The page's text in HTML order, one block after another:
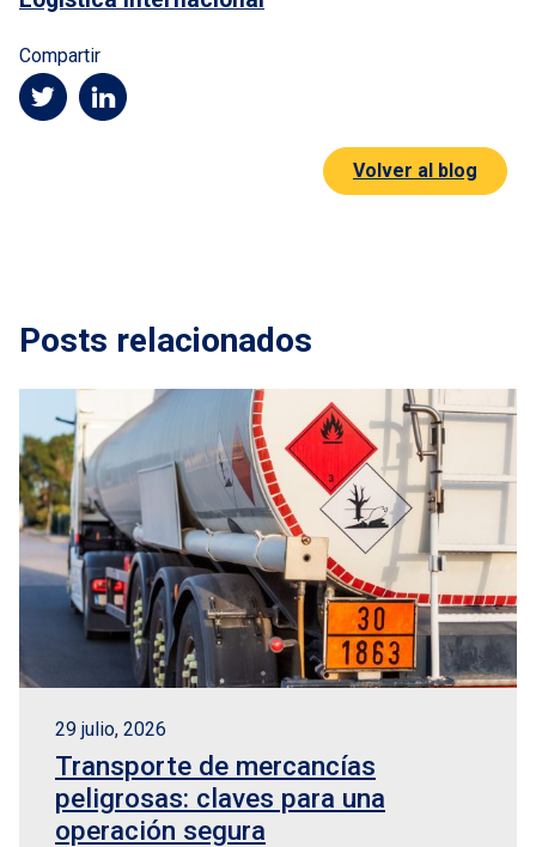
Compartir
Volver al blog
Posts relacionados
29 julio, 2026
Transporte de mercancías
peligrosas: claves para una
operación segura